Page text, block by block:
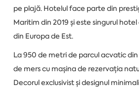
pe plajă. Hotelul face parte din
Maritim din 2019 și este singurul
din Europa de Est.
La 950 de metri de parcul acvatic din
de mers cu mașina de rezervația
Decorul exclusivist și designul